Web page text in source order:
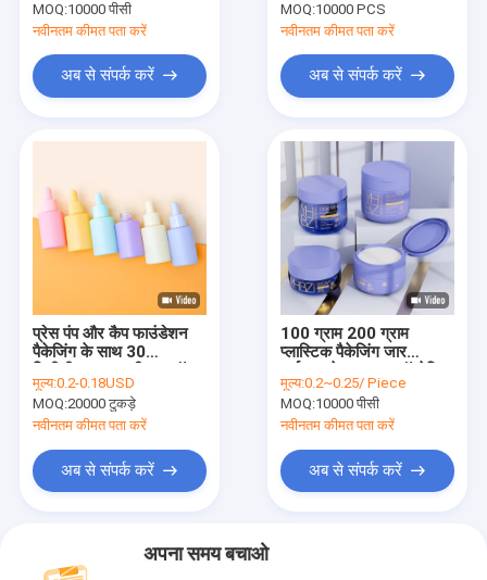
MOQ:10000 पीसी
नवीनतम कीमत पता करें
अब से संपर्क करें
MOQ:10000 PCS
नवीनतम कीमत पता करें
अब से संपर्क करें
प्रेस पंप और कैप फाउंडेशन
पैकेजिंग के साथ 30
बोतलें
मूल्य:0.2-0.18USD
MOQ:20000 टुकड़े
नवीनतम कीमत पता करें
अब से संपर्क करें
100 ग्राम 200 ग्राम
प्लास्टिक पैकेजिंग जार
प्लास्टिक जार ढक्कन के साथ
मूल्य:0.2~0.25/ Piece
MOQ:10000 पीसी
नवीनतम कीमत पता करें
अब से संपर्क करें
अपना समय बचाओ